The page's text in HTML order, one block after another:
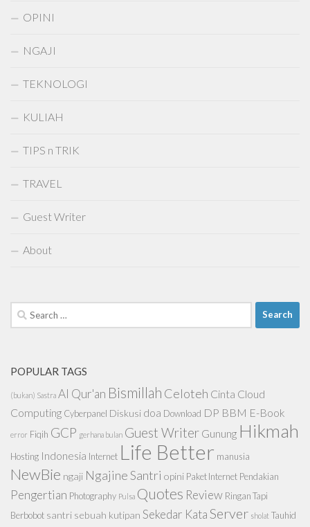
OPINI
NGAJI
TEKNOLOGI
KULIAH
TIPS n TRIK
TRAVEL
Guest Writer
About
Search
for:
POPULAR TAGS
(bukan) Sastra Al Qur'an Bismillah Celoteh Cinta Cloud
Computing Cyberpanel Diskusi doa Download DP BBM E-Book
error Fiqih GCP gerhana bulan Guest Writer Gunung Hikmah
Hosting Indonesia Internet Life Better manusia
NewBie ngaji Ngajine Santri opini Paket Internet Pendakian
Pengertian Photography Pulsa Quotes Review Ringan Tapi
Berbobot santri sebuah kutipan Sekedar KataServer sholat Tauhid